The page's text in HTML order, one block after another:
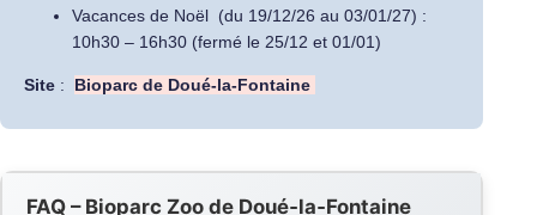
Vacances de Noël (du 19/12/26 au 03/01/27) :
10h30 – 16h30 (fermé le 25/12 et 01/01)
Site : Bioparc de Doué-la-Fontaine
FAQ – Bioparc Zoo de Doué‑la‑Fontaine